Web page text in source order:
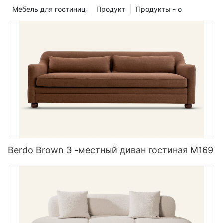
Продукты - o
Продукт
Мебель для гостиниц
Berdo Brown 3 -местный диван гостиная M169